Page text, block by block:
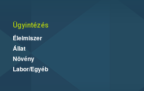
Ügyintézés
Élelmiszer
Állat
Növény
Labor/Egyéb